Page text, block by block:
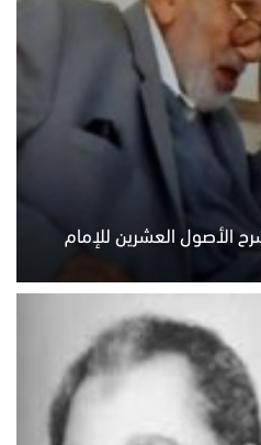
الأصول العشرين للإمام